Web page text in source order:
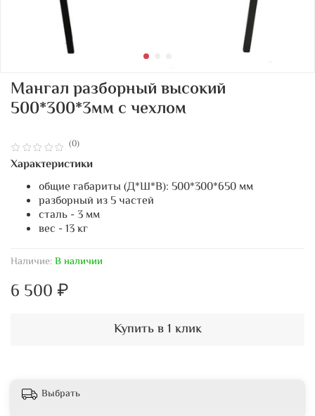
(0)
Наличие:В наличии
Мангал разборный высокий
500*300*3мм с чехлом
6 500 ₽
Купить в 1 клик
Характеристики
общие габариты (Д*Ш*В): 500*300*650 мм
разборный из 5 частей
сталь - 3 мм
вес - 13 кг
Выбрать